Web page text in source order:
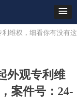
外观专利维
案件号：24-
维权，细看你有没有这